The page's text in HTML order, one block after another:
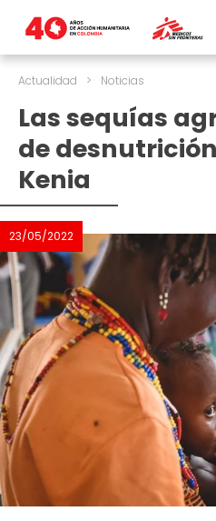
Actualidad > Noticias
Las sequías
de
Kenia
23/05/2022